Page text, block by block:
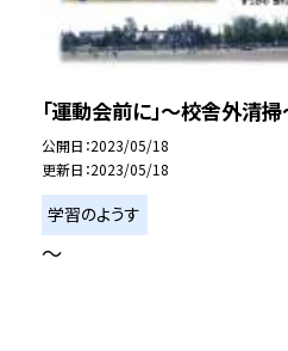
「運動会前に」〜校舎外清
公開日 2023/05/18
更新日 2023/05/18
学習のようす
〜